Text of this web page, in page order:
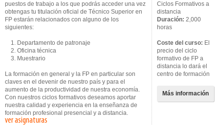
puestos de trabajo a los que podrás acceder una vez
obtengas tu titulación oficial de Técnico Superior en
FP estarán relacionados con alguno de los
siguientes:
1. Departamento de patronaje
2. Oficina técnica
3. Muestrario
La formación en general y la FP en particular son
claves en el devenir de nuestro país y para el
aumento de la productividad de nuestra economía.
Con nuestros ciclos formativos deseamos aportar
nuestra calidad y experiencia en la enseñanza de
formación profesional presencial y a distancia.
ver asignaturas
Ciclos Formativos a
distancia
Duración: 2,000
horas
Coste del curso: El
precio del ciclo
formativo de FP a
distancia lo dará el
centro de formación
Más información